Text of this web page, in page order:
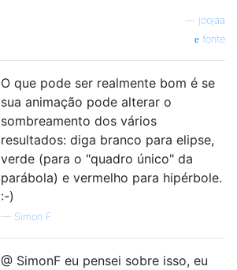
joojaa
fonte
O que pode ser realmente bom é se
sua animação pode alterar o
sombreamento dos vários
resultados: diga branco para elipse,
verde (para o "quadro único" da
parábola) e vermelho para hipérbole.
:-)
— Simon F
@ SimonF eu pensei sobre isso, eu